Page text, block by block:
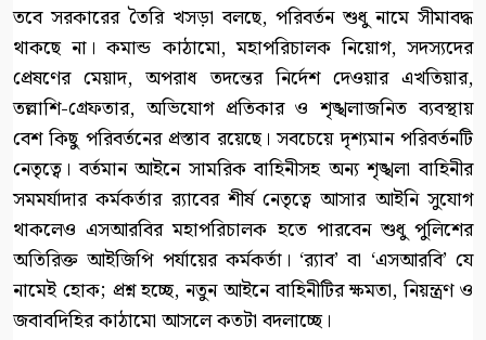
তবে সরকারের তৈরি খসড়া বলছে, পরিবর্তন শুধু নামে সীমাবদ্ধ
থাকছে না। কমান্ড কাঠামো, মহাপরিচালক নিয়োগ, সদস্যদের
প্রেষণের মেয়াদ, অপরাধ তদন্তের নির্দেশ দেওয়ার এখতিয়ার,
তল্লাশি-গ্রেফতার, অভিযোগ প্রতিকার ও শৃঙ্খলাজনিত ব্যবস্থায়
বেশ কিছু পরিবর্তনের প্রস্তাব রয়েছে। সবচেয়ে দৃশ্যমান পরিবর্তনটি
নেতৃত্বে। বর্তমান আইনে সামরিক বাহিনীসহ অন্য শৃঙ্খলা বাহিনীর
সমমর্যাদার কর্মকর্তার র‍্যাবের শীর্ষ নেতৃত্বে আসার আইনি সুযোগ
থাকলেও এসআরবির মহাপরিচালক হতে পারবেন শুধু পুলিশের
অতিরিক্ত আইজিপি পর্যায়ের কর্মকর্তা। ‘র‍্যাব’ বা ‘এসআরবি’ যে
নামেই হোক; প্রশ্ন হচ্ছে, নতুন আইনে বাহিনীটির ক্ষমতা, নিয়ন্ত্রণ ও
জবাবদিহির কাঠামো আসলে কতটা বদলাচ্ছে।